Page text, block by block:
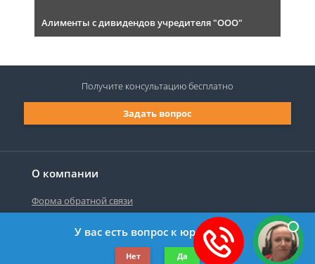
Алименты с дивидендов учредителя "ООО"
О компании
Форма обратной связи
©2019-2026 Все права защищены.
Задать вопрос
Получите консультациюбесплатно
У вас есть вопрос к юристу?
Нет Да